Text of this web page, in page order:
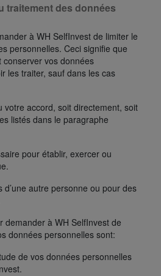
traitement des données
à WH SelfInvest de limiter le
personnelles. Ceci signifie que
vos données
les traiter, sauf dans les cas
votre accord, soit directement, soit
listés dans le paragraphe
pour établir, exercer ou
autre personne ou pour des
demander à WH SelfInvest de
données personnelles sont:
de vos données personnelles